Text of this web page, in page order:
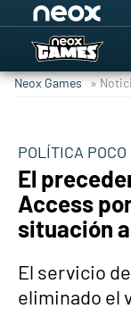
Neox Games »
POLÍTICA
El
Access
situación
El servicio
eliminado el